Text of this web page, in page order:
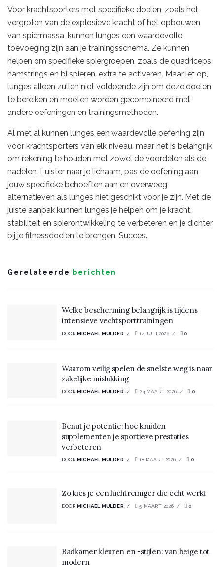
Voor krachtsporters met specifieke doelen, zoals het
vergroten van de explosieve kracht of het opbouwen
van spiermassa, kunnen lunges een waardevolle
toevoeging zijn aan je trainingsschema. Ze kunnen
helpen om specifieke spiergroepen, zoals de quadriceps,
hamstrings en bilspieren, extra te activeren. Maar let op,
lunges alleen zullen niet voldoende zijn om deze doelen
te bereiken en moeten worden gecombineerd met
andere oefeningen en trainingsmethoden.
Al met al kunnen lunges een waardevolle oefening zijn
voor krachtsporters van elk niveau, maar het is belangrijk
om rekening te houden met zowel de voordelen als de
nadelen. Luister naar je lichaam, pas de oefening aan
jouw specifieke behoeften aan en overweeg
alternatieven als lunges niet geschikt voor je zijn. Met de
juiste aanpak kunnen lunges je helpen om je kracht,
stabiliteit en spierontwikkeling te verbeteren en je dichter
bij je fitnessdoelen te brengen. Succes.
Gerelateerde berichten
Welke bescherming belangrijk is tijdens
intensieve vechtsporttrainingen
DOOR MICHAEL MULDER 14 JULI 2026 0
Waarom veilig spelen de snelste weg is naar
zakelijke mislukking
DOOR MICHAEL MULDER 24 MAART 2026 0
Benut je potentie: hoe kruiden
supplementen je sportieve prestaties
verbeteren
DOOR MICHAEL MULDER 18 MAART 2026 0
Zo kies je een luchtreiniger die echt werkt
DOOR MICHAEL MULDER 5 MAART 2026 0
Badkamer kleuren en -stijlen: van beige tot
modern